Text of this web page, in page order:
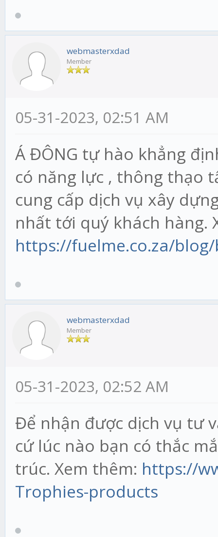
webmasterxdad
Member
05-31-2023, 02:51 AM
Á ĐÔNG tự hào khẳng
có năng lực , thông thạo
cung cấp dịch vụ xây
nhất tới quý khách hàng.
https://fuelme.co.za/
webmasterxdad
Member
05-31-2023, 02:52 AM
Để nhận được dịch vụ tư
cứ lúc nào bạn có thắc
trúc. Xem thêm: https://
Trophies-products